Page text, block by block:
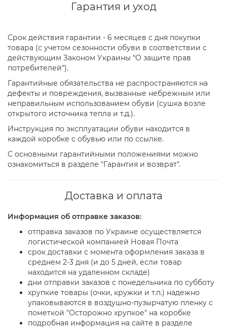
Гарантия и уход
Срок действия гарантии - 6 месяцев с дня покупки
товара (с учетом сезонности обуви в соответствии с
действующим Законом Украины “О защите прав
потребителей”).
Гарантийные обязательства не распространяются на
дефекты и повреждения, вызванные небрежным или
неправильным использованием обуви (сушка возле
открытого источника тепла и т.д.).
Инструкция по эксплуатации обуви находится в
каждой коробке с обувью или по ссылке.
С основными гарантийными положениями можно
ознакомиться в разделе "Гарантия и возврат".
Доставка и оплата
Информация об отправке заказов:
отправка заказов по Украине осуществляется
логистической компанией Новая Почта
срок доставки с момента оформления заказа в
среднем 2-3 дня (и до 5 дней, если товар
находится на удаленном складе)
дни отправки заказов с понедельника по субботу
хрупкие товары (очки, кружки и т.п.) надежно
упаковываются в воздушно-пузырчатую пленку с
пометкой "Осторожно хрупкое" на коробке
подробная информация на сайте в разделе